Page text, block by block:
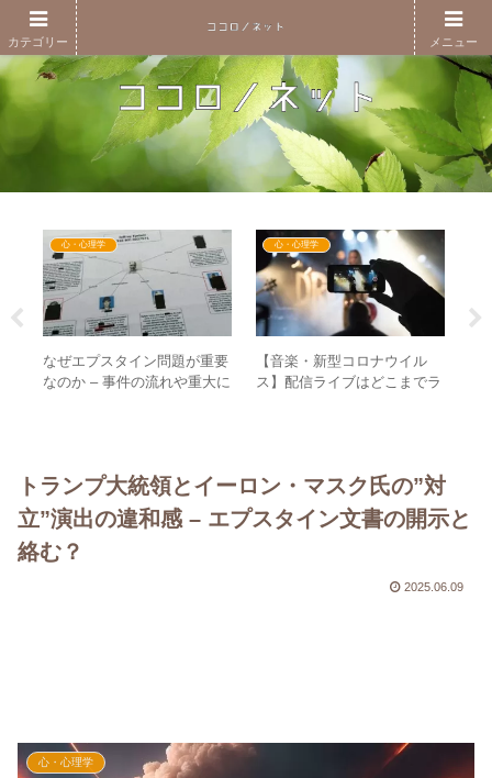
心・心理学
なぜエプスタイン問題が重要
なのか – 事件の流れや重大に
心・心理学
【音楽・新型コロナウイル
ス】配信ライブはどこまでラ
トランプ大統領とイーロン・マスク氏の”対
立”演出の違和感 – エプスタイン文書の開示と
絡む？
2025.06.09
心・心理学
カテゴリー メニュー